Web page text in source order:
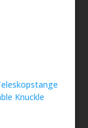
Knuckle